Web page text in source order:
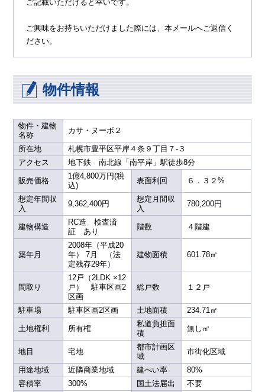
ご記載いただけると幸いです。
ご興味をお持ちいただけました際には、本メールへご返信く
ださい。
物件情報
物件・建物
名称
カサ・ヌーボ２
所在地
札幌市豊平区平岸４条９丁目７-３
アクセス
地下鉄 南北線「南平岸」駅徒歩8分
販売価格
1億4,800万円(税
込)
表面利回 ６．３２%
想定年間収
入
9,362,400円
想定月間収
入
780,200円
建物構造
RC造 検査済
証 あり
階数 ４階建
築年月
2008年（平成20
年） 7月 （法
定残存29年）
建物面積 601.78㎡
間取り
12戸（2LDK ×12
戸） 駐車区画2
区画
総戸数 １２戸
駐車場 駐車区画2区画 土地面積 234.71㎡
土地権利 所有権
私道負担面
積
無し㎡
地目 宅地
都市計画区
域
市街化区域
用途地域 近隣商業地域 建ぺい率
80%
容積率
300% 国土法届出 不要